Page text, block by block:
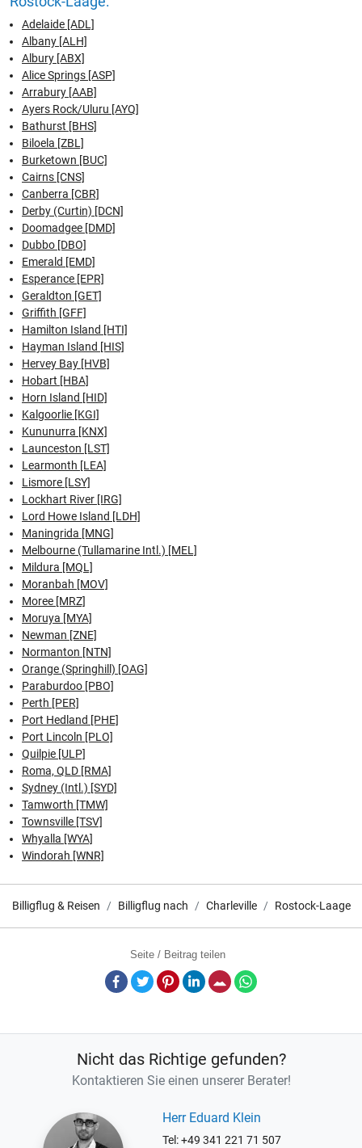
Adelaide [ADL]
Albany [ALH]
Albury [ABX]
Alice Springs [ASP]
Arrabury [AAB]
Ayers Rock/Uluru [AYQ]
Bathurst [BHS]
Biloela [ZBL]
Burketown [BUC]
Cairns [CNS]
Canberra [CBR]
Derby (Curtin) [DCN]
Doomadgee [DMD]
Dubbo [DBO]
Emerald [EMD]
Esperance [EPR]
Geraldton [GET]
Griffith [GFF]
Hamilton Island [HTI]
Hayman Island [HIS]
Hervey Bay [HVB]
Hobart [HBA]
Horn Island [HID]
Kalgoorlie [KGI]
Kununurra [KNX]
Launceston [LST]
Learmonth [LEA]
Lismore [LSY]
Lockhart River [IRG]
Lord Howe Island [LDH]
Maningrida [MNG]
Melbourne (Tullamarine Intl.) [MEL]
Mildura [MQL]
Moranbah [MOV]
Moree [MRZ]
Moruya [MYA]
Newman [ZNE]
Normanton [NTN]
Orange (Springhill) [OAG]
Paraburdoo [PBO]
Perth [PER]
Port Hedland [PHE]
Port Lincoln [PLO]
Quilpie [ULP]
Roma, QLD [RMA]
Sydney (Intl.) [SYD]
Tamworth [TMW]
Townsville [TSV]
Whyalla [WYA]
Windorah [WNR]
Billigflug & Reisen Billigflug nach Charleville Rostock-Laage
Seite / Beitrag teilen
Facebook
TwitterPinterestLinkedInE-Mail
Nicht das Richtige gefunden?
Kontaktieren Sie einen unserer Berater!
Herr Eduard Klein
Tel: +49 341 221 71 507